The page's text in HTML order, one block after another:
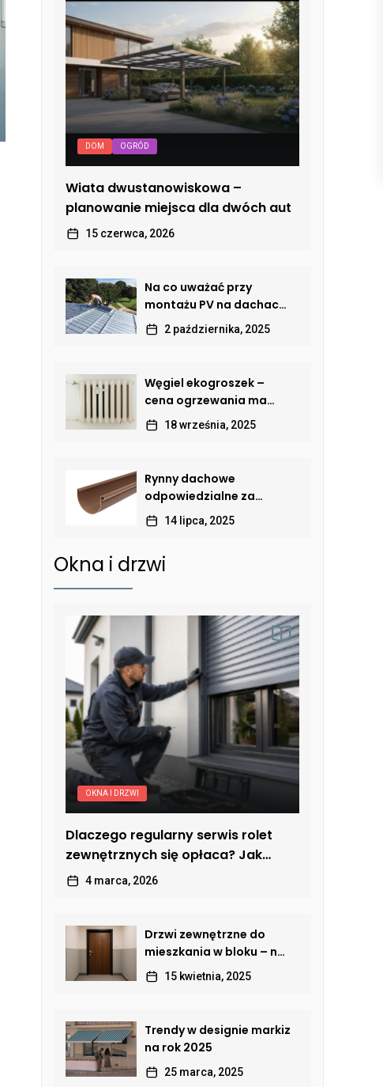
DOM OGRÓD
Wiata dwustanowiskowa –
planowanie miejsca dla dwóch aut
15 czerwca, 2026
Na co uważać przy
montażu PV na dachach
skośnych? Poradnik dla
właścicieli domów
2 października, 2025
Węgiel ekogroszek –
cena ogrzewania ma
znaczenie
18 września, 2025
Rynny dachowe
odpowiedzialne za
odprowadzanie wody
deszczowej
14 lipca, 2025
Okna i drzwi
OKNA I DRZWI
Dlaczego regularny serwis rolet
zewnętrznych się opłaca? Jak
uniknąć kosztownych usterek
4 marca, 2026
Drzwi zewnętrzne do
mieszkania w bloku – na
co zwrócić uwagę, by
połączyć
estetykę i komfort?
15 kwietnia, 2025
Trendy w designie markiz
na rok 2025
25 marca, 2025